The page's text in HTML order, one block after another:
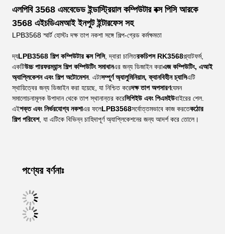
এলপিবি 3568 এমবেডেড ইন্ডাস্ট্রিয়াল কম্পিউটার বক্স পিসি আরকে
3568 এইচডিএমআই ইনপুট ইন্টারফেস সহ
LPB3568 স্মার্ট হোস্টঃ দক্ষ তাপ নকশা সঙ্গে শিল্প-গ্রেড কর্মক্ষমতা
দ্যLPB3568 শিল্প কম্পিউটার বক্স পিসি, দ্বারা চালিতরকচিপস RK3568প্ল্যাটফর্ম,
একটিউচ্চ পারফরম্যান্স শিল্প কম্পিউটিং সমাধানএর জন্য ডিজাইন করাএজ কম্পিউটিং, এআই
অ্যাপ্লিকেশন এবং শিল্প অটোমেশন. এটাসম্পূর্ণ অ্যালুমিনিয়াম, ফ্যানবিহীন চ্যাসিএটি
স্থায়িত্বের জন্য ডিজাইন করা হয়েছে, যা নিশ্চিত করেদক্ষ তাপ অপসারণযেমন
সমালোচনামূলক উপাদান থেকে তাপ স্থানান্তর করেসিপিইউ এবং পিএমইউবাইরের শেল.
এইশক্ত এবং নির্ভরযোগ্য নকশাএর ফলেLPB3568সর্বোত্তমভাবে কাজ করতেকঠোর
শিল্প পরিবেশ, যা এটিকে বিভিন্ন চাহিদাপূর্ণ অ্যাপ্লিকেশনের জন্য আদর্শ করে তোলে।
পণ্যের বর্ণনাঃ